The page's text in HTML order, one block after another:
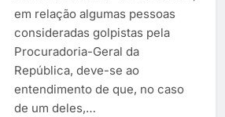
em relação algumas pessoas
consideradas golpistas pela
Procuradoria-Geral da
República, deve-se ao
entendimento de que, no caso
de um deles,…